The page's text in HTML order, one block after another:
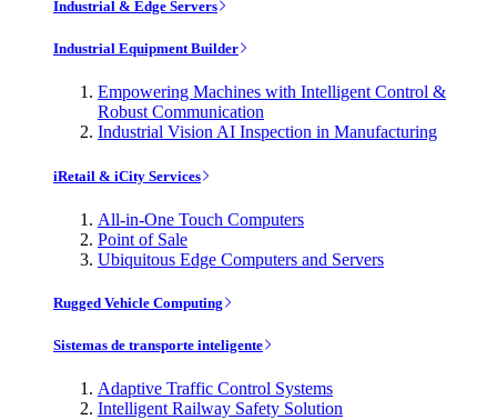
Industrial & Edge Servers
Industrial Equipment Builder
Empowering Machines with Intelligent Control &
Robust Communication
Industrial Vision AI Inspection in Manufacturing
iRetail & iCity Services
All-in-One Touch Computers
Point of Sale
Ubiquitous Edge Computers and Servers
Rugged Vehicle Computing
Sistemas de transporte inteligente
Adaptive Traffic Control Systems
Intelligent Railway Safety Solution